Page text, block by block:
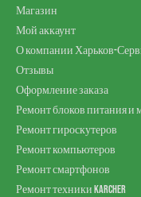
Магазин
Мой аккаунт
О компании Харьков-
Отзывы
Оформление заказа
Ремонт блоков питания и
Ремонт гироскутеров
Ремонт компьютеров
Ремонт смартфонов
Ремонт техники Karcher